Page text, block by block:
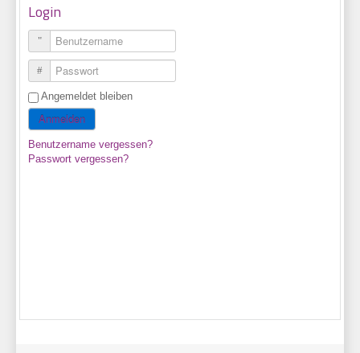
Login
Benutzername
Passwort
Angemeldet bleiben
Anmelden
Benutzername vergessen?
Passwort vergessen?